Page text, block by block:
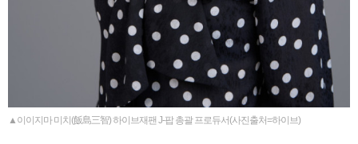
▲이이지마 미치(飯島三智) 하이브재팬 J-팝 총괄 프로듀서(사진출처=하이브)